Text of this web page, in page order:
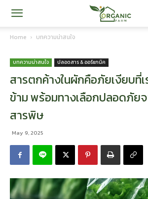
iOrganic
Farm
Home บทความน่าสนใจ
บทความน่าสนใจ ปลอดสาร & ออร์แกนิค
สารตกค้างในผักคือภัยเงียบที่เ
ข้าม พร้อมทางเลือกปลอดภัย
สารพิษ
May 9, 2025